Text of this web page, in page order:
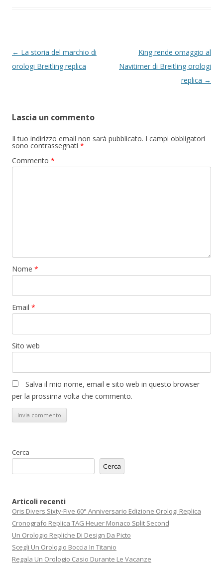
Navigazione
articolo
← La storia del marchio di
orologi Breitling replica
King rende omaggio al
Navitimer di Breitling orologi
replica →
Lascia un commento
Il tuo indirizzo email non sarà pubblicato. I campi obbligatori
sono contrassegnati *
Commento *
Nome *
Email *
Sito web
Salva il mio nome, email e sito web in questo browser
per la prossima volta che commento.
Cerca
Cerca
Articoli recenti
Oris Divers Sixty-Five 60° Anniversario Edizione Orologi Replica
Cronografo Replica TAG Heuer Monaco Split Second
Un Orologio Repliche Di Design Da Picto
Scegli Un Orologio Boccia In Titanio
Regala Un Orologio Casio Durante Le Vacanze